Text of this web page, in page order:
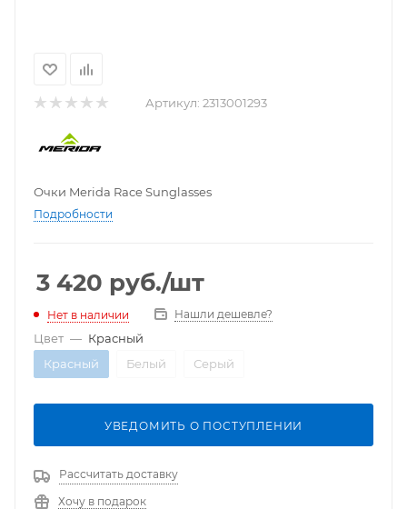
Артикул: 2313001293
Очки Merida Race Sunglasses
Подробности
3 420 руб./шт
Нет в наличии Нашли дешевле?
Цвет — Красный
Красный
Белый Серый
УВЕДОМИТЬ О ПОСТУПЛЕНИИ
Рассчитать доставку
Хочу в подарок